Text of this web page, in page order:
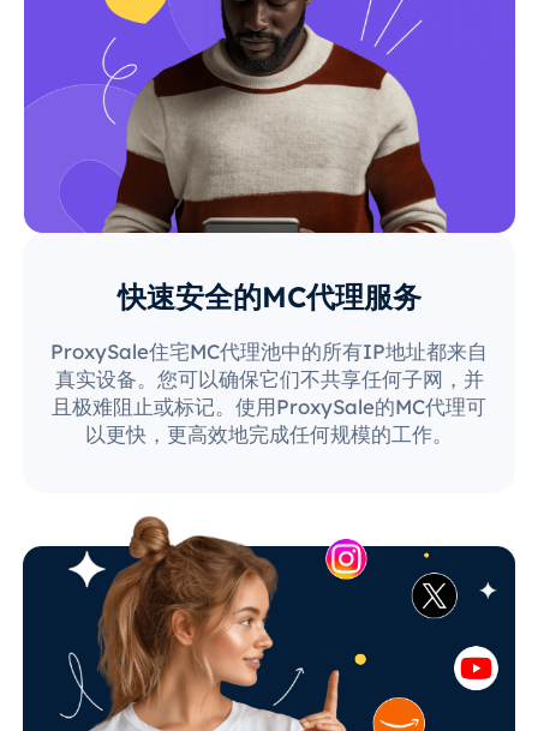
快速安全的MC代理服务
ProxySale住宅MC代理池中的所有IP地址都来自
真实设备。您可以确保它们不共享任何子网，并
且极难阻止或标记。使用ProxySale的MC代理可
以更快，更高效地完成任何规模的工作。